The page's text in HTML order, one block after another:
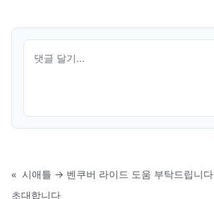
« 시애틀 → 벤쿠버 라이드 도움 부탁드립니다
초대합니다